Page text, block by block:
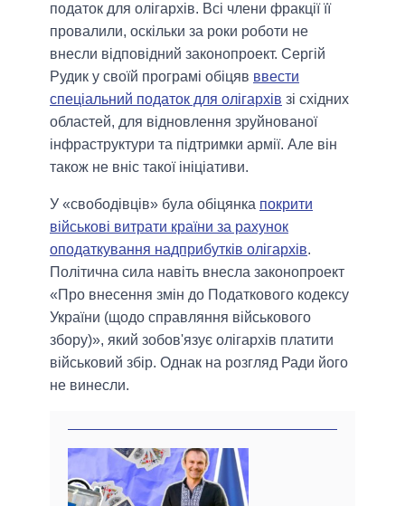
податок для олігархів. Всі члени фракції її
провалили, оскільки за роки роботи не
внесли відповідний законопроект. Сергій
Рудик у своїй програмі обіцяв ввести
спеціальний податок для олігархів зі східних
областей, для відновлення зруйнованої
інфраструктури та підтримки армії. Але він
також не вніс такої ініціативи.
У «свободівців» була обіцянка покрити
військові витрати країни за рахунок
оподаткування надприбутків олігархів.
Політична сила навіть внесла законопроект
«Про внесення змін до Податкового кодексу
України (щодо справляння військового
збору)», який зобов'язує олігархів платити
військовий збір. Однак на розгляд Ради його
не винесли.